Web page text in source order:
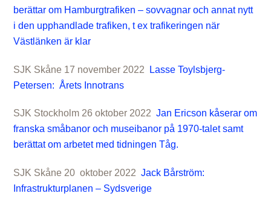
berättar om Hamburgtrafiken – sovvagnar och annat nytt
i den upphandlade trafiken, t ex trafikeringen när
Västlänken är klar
SJK Skåne 17 november 2022
Lasse Toylsbjerg-
Petersen: Årets Innotrans
SJK Stockholm 26 oktober 2022Jan Ericson kåserar om
franska småbanor och museibanor på 1970-talet samt
berättat om arbetet med tidningen Tåg.
SJK Skåne 20 oktober 2022Jack Bårström:
Infrastrukturplanen – Sydsverige